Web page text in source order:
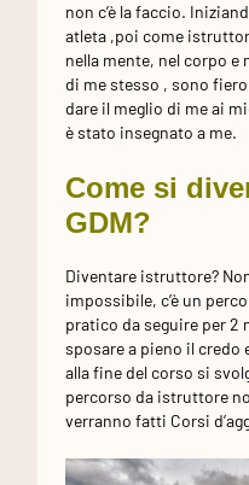
non c’è la faccio.
atleta ,poi come
nella mente, nel corpo
di me stesso , sono
dare il meglio di me ai
è stato insegnato a me.
Come si
GDM?
Diventare istruttore?
impossibile, c’è un
pratico da seguire per 2
sposare a pieno il credo
alla fine del corso si
percorso da istruttore
verranno fatti Corsi